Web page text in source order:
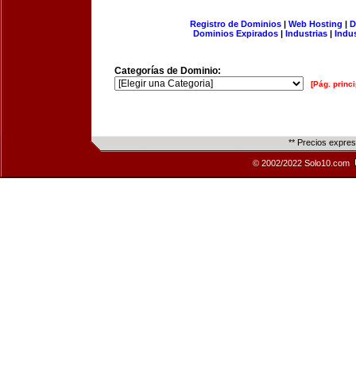
Registro de Dominios| Web Hosting |
Dominios Expirados | Industrias |
Categorías de Dominio:
[Pág.
** Precios
© 2002/2022 Solo10.com